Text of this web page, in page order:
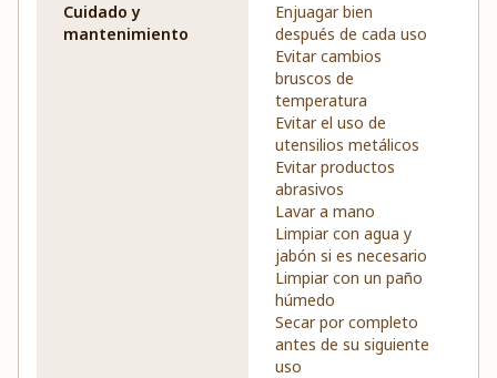
Cuidado y
mantenimiento
Enjuagar bien
después de cada uso
Evitar cambios
bruscos de
temperatura
Evitar el uso de
utensilios metálicos
Evitar productos
abrasivos
Lavar a mano
Limpiar con agua y
jabón si es necesario
Limpiar con un paño
húmedo
Secar por completo
antes de su siguiente
uso